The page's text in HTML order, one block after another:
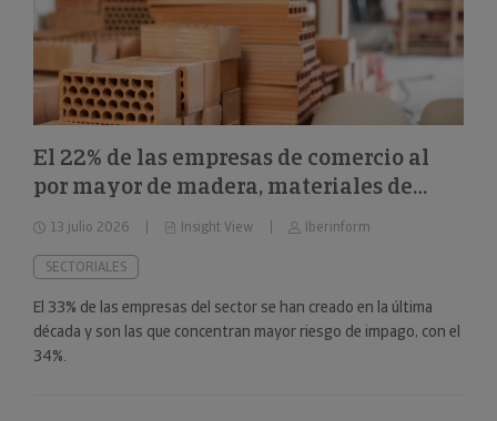
El 22% de las empresas de comercio al
por mayor de madera, materiales de
construcción y aparatos sanitarios están
en riesgo máximo o elevado de impago
13 julio 2026 Insight View Iberinform
SECTORIALES
El 33% de las empresas del sector se han creado en la última
década y son las que concentran mayor riesgo de impago, con el
34%.